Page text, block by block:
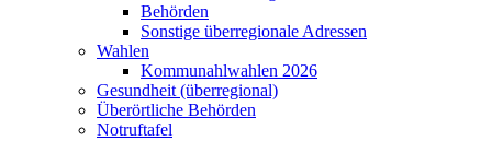
Behörden
Sonstige überregionale Adressen
Wahlen
Kommunahlwahlen 2026
Gesundheit (überregional)
Überörtliche Behörden
Notruftafel